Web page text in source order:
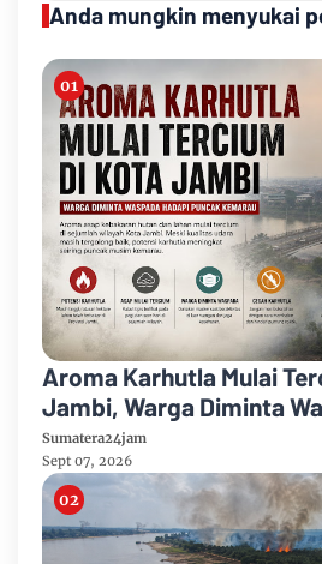
Anda mungkin menyukai
Aroma Karhutla Mulai
Jambi, Warga Diminta
Puncak Kemarau
Sumatera24jam
Sept 07, 2026